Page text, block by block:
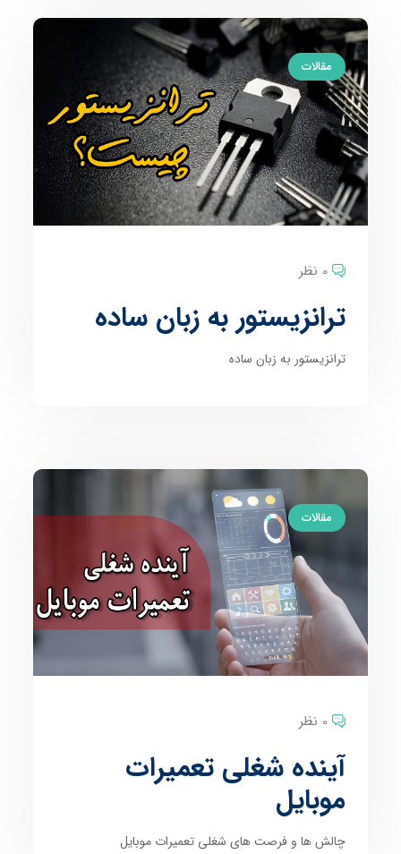
مقالات
0 نظر
ترانزیستور به زبان ساده
ترانزیستور به زبان ساده
مقالات
0 نظر
آینده شغلی تعمیرات
موبایل
چالش ها و فرصت های شغلی تعمیرات موبایل